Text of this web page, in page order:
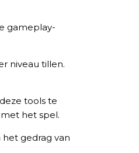
gameplay-
niveau tillen.
tools te
het spel.
het gedrag van